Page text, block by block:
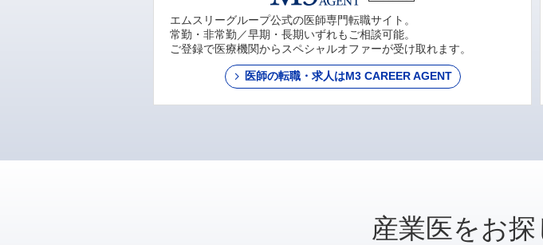
エムスリーグループ公式の医師専門転職サイト。
常勤・非常勤／早期・長期いずれもご相談可能。
ご登録で医療機関からスペシャルオファーが受け取れます。
医師の転職・求人はM3 CAREER AGENT
産業医をお